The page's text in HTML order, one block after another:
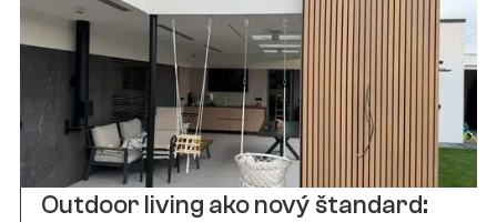
Outdoor living ako nový štandard: